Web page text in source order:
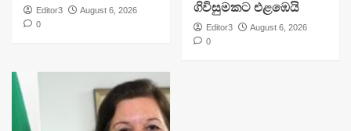
Editor3
August 6, 2026
0
ගිවිසුමකට එළඹෙයි
Editor3
August 6, 2026
0